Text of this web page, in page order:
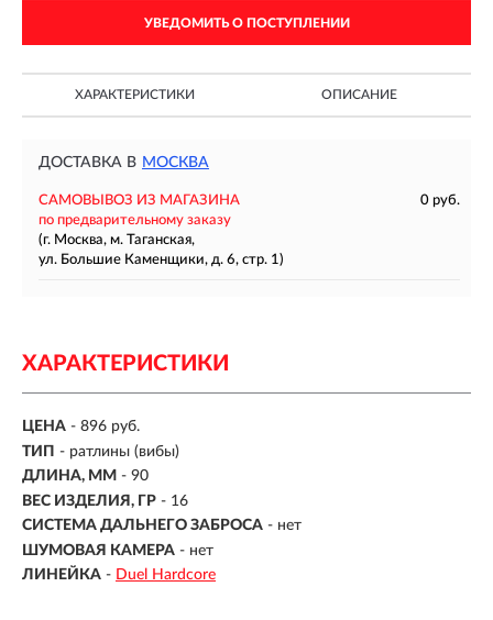
УВЕДОМИТЬ О ПОСТУПЛЕНИИ
ХАРАКТЕРИСТИКИ ОПИСАНИЕ
ДОСТАВКА В МОСКВА
САМОВЫВОЗ ИЗ МАГАЗИНА
0 руб.
по предварительному заказу
(г. Москва, м. Таганская,
ул. Большие Каменщики, д. 6, стр. 1)
ХАРАКТЕРИСТИКИ
ЦЕНА - 896 руб.
ТИП - ратлины (вибы)
ДЛИНА, ММ - 90
ВЕС ИЗДЕЛИЯ, ГР - 16
СИСТЕМА ДАЛЬНЕГО ЗАБРОСА - нет
ШУМОВАЯ КАМЕРА - нет
ЛИНЕЙКА - Duel Hardcore